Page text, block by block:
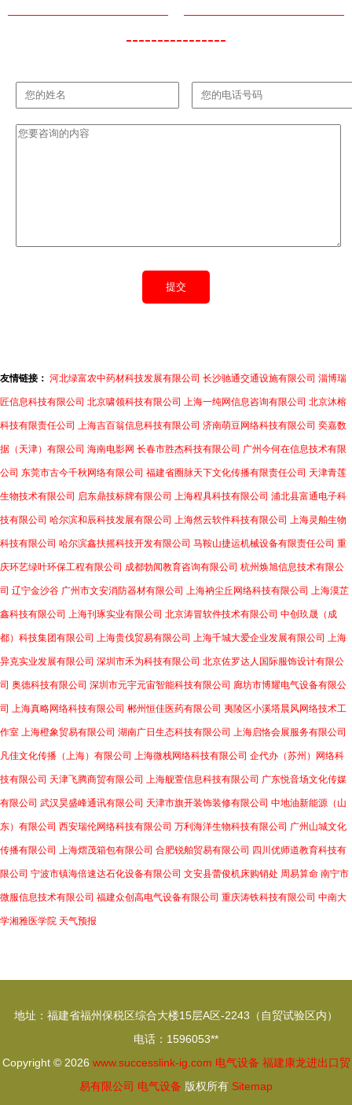
----------------
友情链接： 河北绿富农中药材科技发展有限公司 长沙驰通交通设施有限公司 淄博瑞
匠信息科技有限公司 北京啸领科技有限公司 上海一纯网信息咨询有限公司 北京沐榕
科技有限责任公司 上海吉百翁信息科技有限公司 济南萌豆网络科技有限公司 奕嘉数
据（天津）有限公司 海南电影网 长春市胜杰科技有限公司 广州今何在信息技术有限
公司 东莞市古今千秋网络有限公司 福建省圈脉天下文化传播有限责任公司 天津青莲
生物技术有限公司 启东鼎技标牌有限公司 上海程具科技有限公司 浦北县富通电子科
技有限公司 哈尔滨和辰科技发展有限公司 上海然云软件科技有限公司 上海灵舶生物
科技有限公司 哈尔滨鑫扶摇科技开发有限公司 马鞍山捷运机械设备有限责任公司 重
庆环艺绿叶环保工程有限公司 成都勃闻教育咨询有限公司 杭州焕旭信息技术有限公
司 辽宁金沙谷 广州市文安消防器材有限公司 上海衲尘丘网络科技有限公司 上海漠芷
鑫科技有限公司 上海刊琢实业有限公司 北京涛冒软件技术有限公司 中创玖晟（成
都）科技集团有限公司 上海贵伐贸易有限公司 上海千城大爱企业发展有限公司 上海
异克实业发展有限公司 深圳市禾为科技有限公司 北京佐罗达人国际服饰设计有限公
司 奥德科技有限公司 深圳市元宇元宙智能科技有限公司 廊坊市博耀电气设备有限公
司 上海真略网络科技有限公司 郴州恒佳医药有限公司 夷陵区小溪塔晨风网络技术工
作室 上海橙象贸易有限公司 湖南广日生态科技有限公司 上海启恪会展服务有限公司
凡佳文化传播（上海）有限公司 上海微栈网络科技有限公司 企代办（苏州）网络科
技有限公司 天津飞腾商贸有限公司 上海舰萱信息科技有限公司 广东悦音场文化传媒
有限公司 武汉昊盛峰通讯有限公司 天津市旗开装饰装修有限公司 中地油新能源（山
东）有限公司 西安瑞伦网络科技有限公司 万利海洋生物科技有限公司 广州山城文化
传播有限公司 上海熠茂箱包有限公司 合肥锐舶贸易有限公司 四川优师道教育科技有
限公司 宁波市镇海倍速达石化设备有限公司 文安县蕾俊机床购销处 周易算命 南宁市
微服信息技术有限公司 福建众创高电气设备有限公司 重庆涛铁科技有限公司 中南大
学湘雅医学院 天气预报
地址：福建省福州保税区综合大楼15层A区-2243（自贸试验区内）
电话：1596053**
Copyright © 2026 www.successlink-ig.com 电气设备 福建康龙进出口贸
易有限公司 电气设备 版权所有 Sitemap